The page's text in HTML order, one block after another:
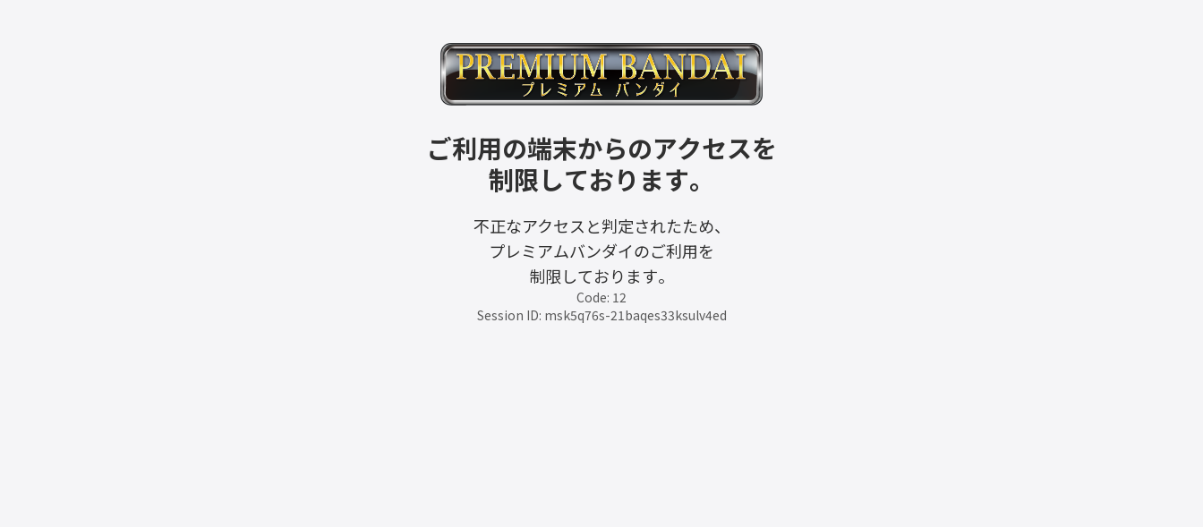
ご利用の端末からのアクセスを
制限しております。
不正なアクセスと判定されたため、
プレミアムバンダイのご利用を
制限しております。
Code: 12
Session ID: msk5q76s-21baqes33ksulv4ed